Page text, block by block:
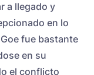
a llegado y
en lo
fue bastante
en su
el conflicto